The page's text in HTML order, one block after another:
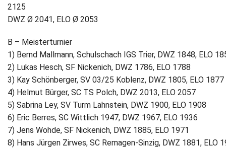
2125
DWZ Ø 2041, ELO Ø 2053
B – Meisterturnier
1) Bernd Mallmann, Schulschach IGS Trier, DWZ 1848, ELO
2) Lukas Hesch, SF Nickenich, DWZ 1786, ELO 1788
3) Kay Schönberger, SV 03/25 Koblenz, DWZ 1805, ELO 1877
4) Helmut Bürger, SC TS Polch, DWZ 2013, ELO 2057
5) Sabrina Ley, SV Turm Lahnstein, DWZ 1900, ELO 1908
6) Eric Berres, SC Wittlich 1947, DWZ 1967, ELO 1936
7) Jens Wohde, SF Nickenich, DWZ 1885, ELO 1971
8) Hans Jürgen Zirwes, SC Remagen-Sinzig, DWZ 1881, ELO